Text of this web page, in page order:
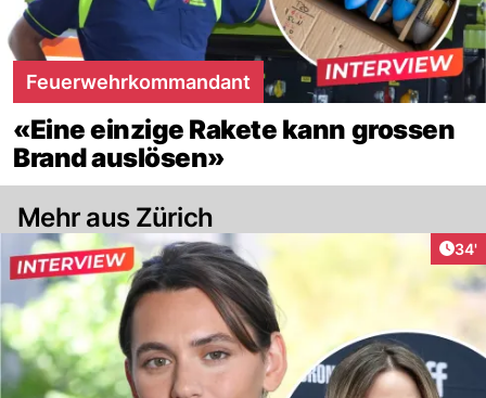
Feuerwehrkommandant
«Eine einzige Rakete kann grossen
Brand auslösen»
Mehr aus Zürich
34'